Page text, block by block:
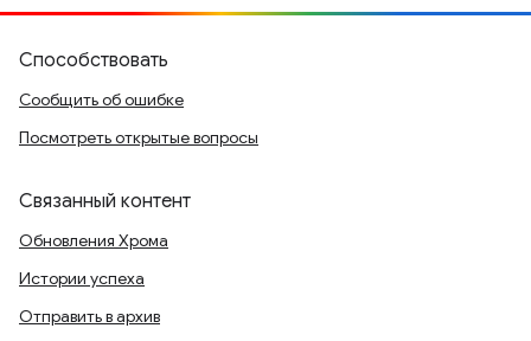
Способствовать
Сообщить об ошибке
Посмотреть открытые вопросы
Связанный контент
Обновления Хрома
Истории успеха
Отправить в архив